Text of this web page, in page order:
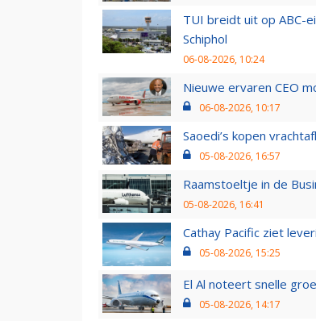
TUI breidt uit op ABC-
Schiphol
06-08-2026, 10:24
Nieuwe ervaren CEO
06-08-2026, 10:17
Saoedi’s kopen
05-08-2026, 16:57
Raamstoeltje in de
05-08-2026, 16:41
Cathay Pacific ziet
05-08-2026, 15:25
El Al noteert snelle
05-08-2026, 14:17